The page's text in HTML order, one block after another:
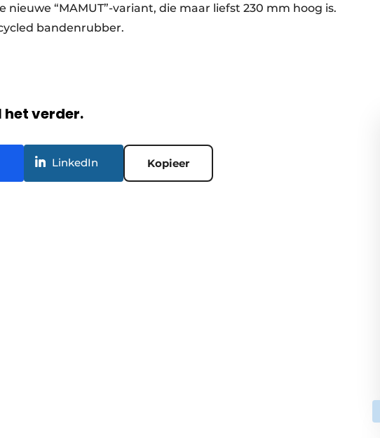
nieuwe “MAMUT”-variant, die maar liefst 230 mm hoog is.
bandenrubber.
het verder.
LinkedIn Kopieer